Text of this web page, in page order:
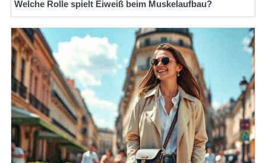
Welche Rolle spielt Eiweiß beim Muskelaufbau?